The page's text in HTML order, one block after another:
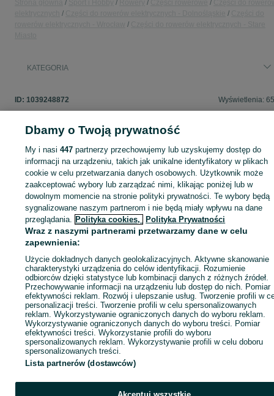
KATEGORIA
ID: 1039248872 Wyświetlenia:
Zaloguj się lub załóż konto na OLX, aby skontaktować się z
sprzedającym
Zaloguj się / Załóż konto
Dbamy o Twoją prywatność
My i nasi447 partnerzy przechowujemy lub uzyskujemy dostęp do
informacji na urządzeniu, takich jak unikalne identyfikatory w plikach
cookie w celu przetwarzania danych osobowych. Użytkownik może
zaakceptować wybory lub zarządzać nimi, klikając poniżej lub w
dowolnym momencie na stronie polityki prywatności. Te wybory będą
sygnalizowane naszym partnerom i nie będą miały wpływu na dane
przeglądania. Polityka cookies, Polityka Prywatności
Wraz z naszymi partnerami przetwarzamy dane w celu
zapewnienia:
Użycie dokładnych danych geolokalizacyjnych. Aktywne skanowanie
charakterystyki urządzenia do celów identyfikacji. Rozumienie
odbiorców dzięki statystyce lub kombinacji danych z różnych źródeł.
Przechowywanie informacji na urządzeniu lub dostęp do nich. Pomiar
efektywności reklam. Rozwój i ulepszanie usług. Tworzenie profili w
personalizacji treści. Tworzenie profili w celu spersonalizowanych
reklam. Wykorzystywanie ograniczonych danych do wyboru reklam.
Wykorzystywanie ograniczonych danych do wyboru treści. Pomiar
efektywności treści. Wykorzystanie profili do wyboru
spersonalizowanych reklam. Wykorzystywanie profili w celu doboru
spersonalizowanych treści.
Lista partnerów (dostawców)